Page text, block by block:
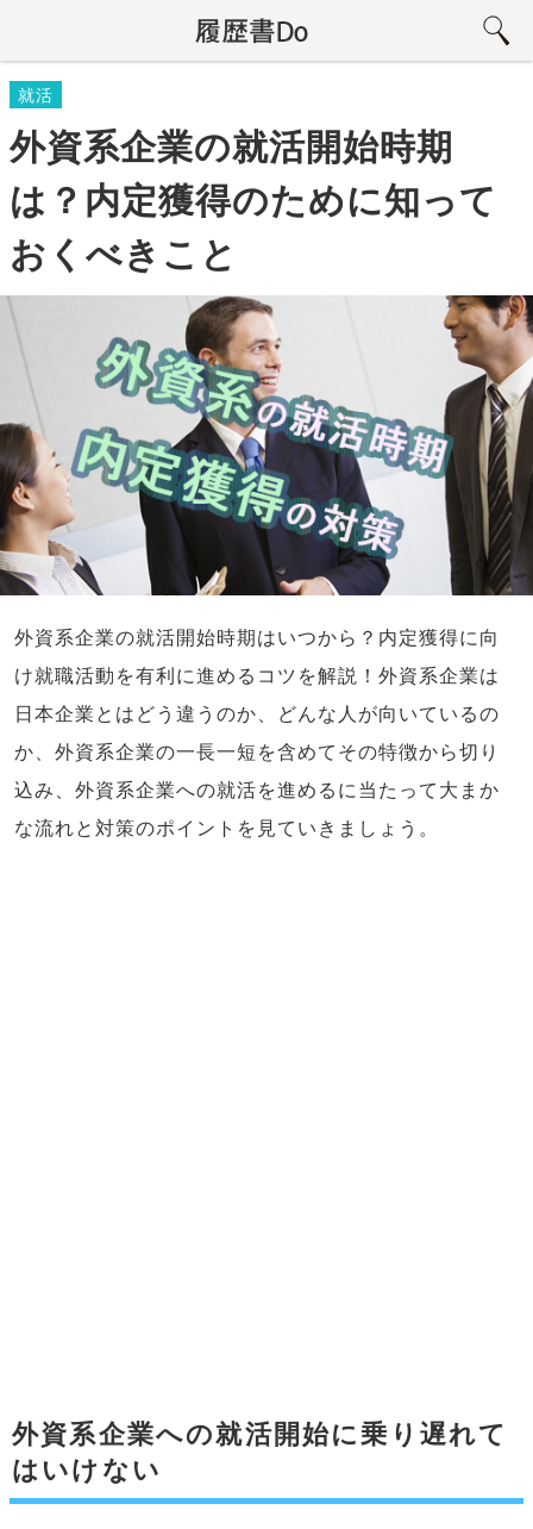
就活
外資系企業の就活開始時期
は？内定獲得のために知って
おくべきこと
外資系企業の就活開始時期はいつから？内定獲得に向
け就職活動を有利に進めるコツを解説！外資系企業は
日本企業とはどう違うのか、どんな人が向いているの
か、外資系企業の一長一短を含めてその特徴から切り
込み、外資系企業への就活を進めるに当たって大まか
な流れと対策のポイントを見ていきましょう。
外資系企業への就活開始に乗り遅れて
はいけない